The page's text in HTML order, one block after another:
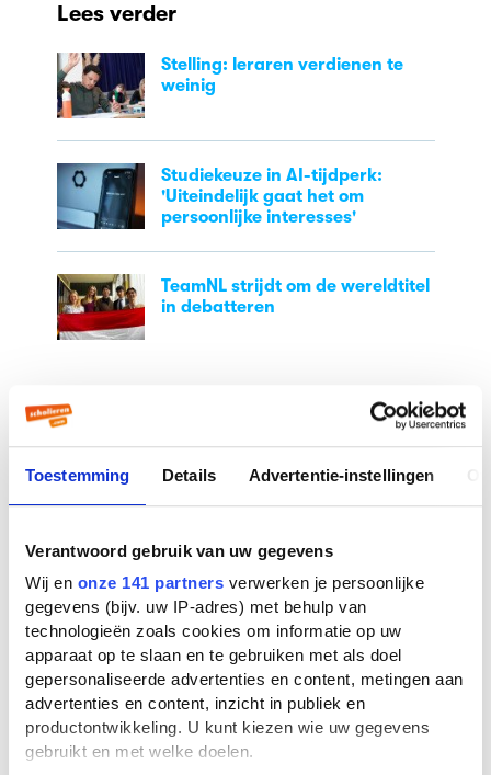
Toestemming Details Advertentie-instellingen
Verantwoord gebruik van uw gegevens
Wij en onze 141 partners verwerken je persoonlijke
gegevens (bijv. uw IP-adres) met behulp van
technologieën zoals cookies om informatie op uw
apparaat op te slaan en te gebruiken met als doel
gepersonaliseerde advertenties en content, metingen aan
advertenties en content, inzicht in publiek en
productontwikkeling. U kunt kiezen wie uw gegevens
gebruikt en met welke doelen.
Lees verder
Stelling: leraren verdienen te
weinig
Studiekeuze in AI-tijdperk:
'Uiteindelijk gaat het om
persoonlijke interesses'
TeamNL strijdt om de wereldtitel
in debatteren
Populaire blogs
Stelling: leraren verdienen te
weinig